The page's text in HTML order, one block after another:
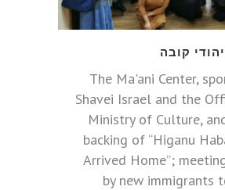
קובה
The Ma'ani Center,
Shavei Israel and the
Ministry of Culture,
backing of “Higanu
Arrived Home”;
by new immigrants